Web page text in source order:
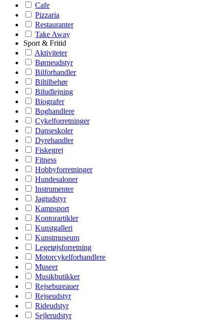
Cafe
Pizzaria
Restauranter
Take Away
Sport & Fritid
Aktiviteter
Børneudstyr
Bilforhandler
Biltilbehør
Biludlejning
Biografer
Boghandlere
Cykelforretninger
Danseskoler
Dyrehandler
Fiskegrej
Fitness
Hobbyforretninger
Hundesaloner
Instrumenter
Jagtudstyr
Kampsport
Kontorartikler
Kunstgalleri
Kunstmuseum
Legetøjsforretning
Motorcykelforhandlere
Museer
Musikbutikker
Rejsebureauer
Rejseudstyr
Rideudstyr
Sejlerudstyr